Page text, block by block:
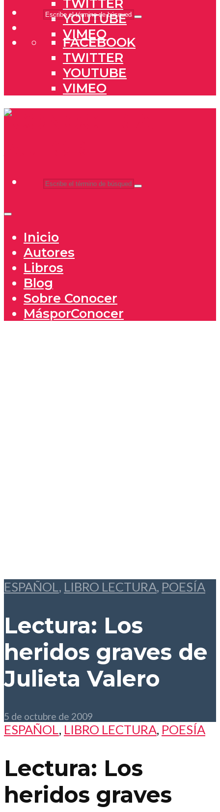
TWITTER
YOUTUBE
VIMEO
FACEBOOK
TWITTER
YOUTUBE
VIMEO
Inicio
Autores
Libros
Blog
Sobre Conocer
MásporConocer
ESPAÑOL, LIBRO LECTURA, POESÍA
Lectura: Los
heridos graves de
Julieta Valero
5 de octubre de 2009
ESPAÑOL , LIBRO LECTURA, POESÍA
Lectura: Los
heridos graves